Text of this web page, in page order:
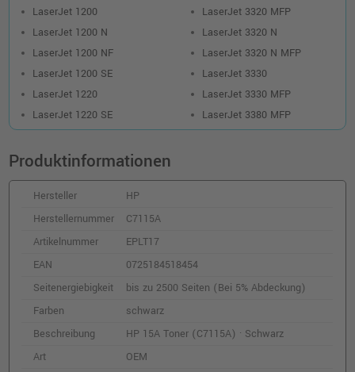
LaserJet 1200
LaserJet 1200 N
LaserJet 1200 NF
LaserJet 1200 SE
LaserJet 1220
LaserJet 1220 SE
LaserJet 3320 MFP
LaserJet 3320 N
LaserJet 3320 N MFP
LaserJet 3330
LaserJet 3330 MFP
LaserJet 3380 MFP
Produktinformationen
Hersteller
HP
Herstellernummer
C7115A
Artikelnummer
EPLT17
EAN
0725184518454
Seitenergiebigkeit
bis zu 2500 Seiten (Bei 5% Abdeckung)
Farben
schwarz
Beschreibung
HP 15A Toner (C7115A) · Schwarz
Art
OEM